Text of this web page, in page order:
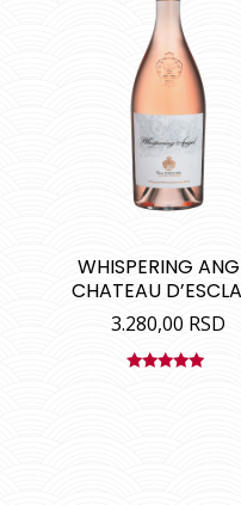
WHISPERING
CHATEAU
3.280,00 RSD